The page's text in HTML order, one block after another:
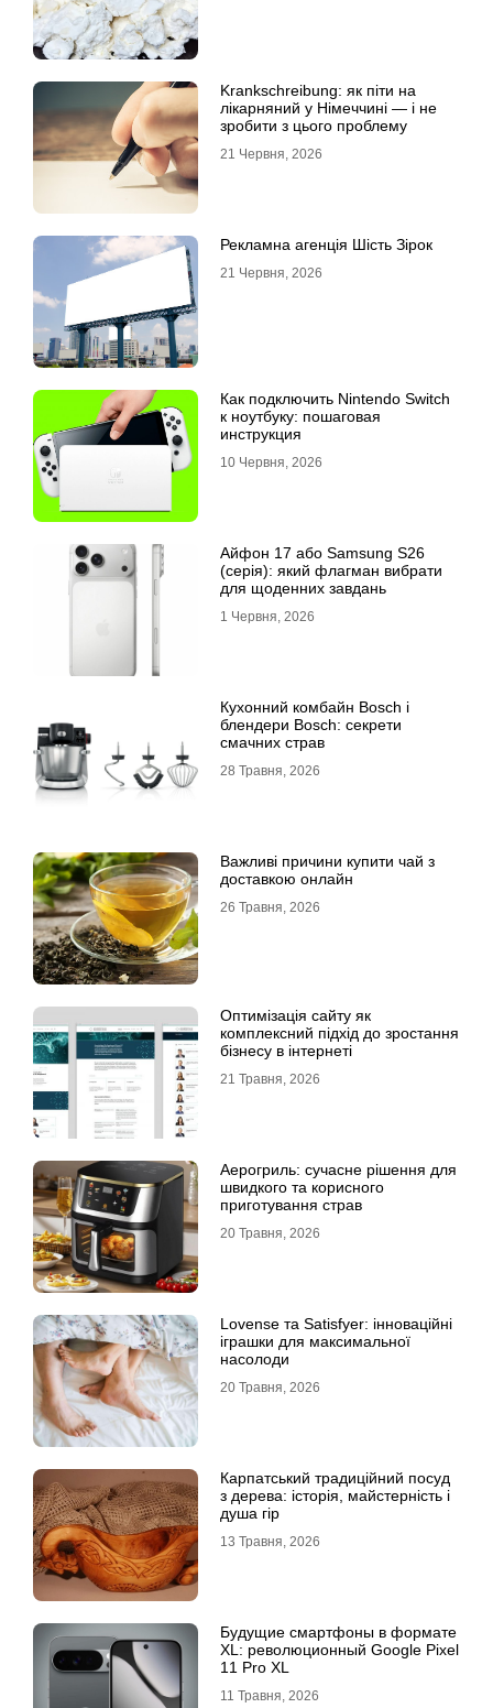
Krankschreibung: як піти на
лікарняний у Німеччині — і не
зробити з цього проблему
21 Червня, 2026
Рекламна агенція Шість Зірок
21 Червня, 2026
Как подключить Nintendo Switch
к ноутбуку: пошаговая
инструкция
10 Червня, 2026
Айфон 17 або Samsung S26
(серія): який флагман вибрати
для щоденних завдань
1 Червня, 2026
Кухонний комбайн Bosch і
блендери Bosch: секрети
смачних страв
28 Травня, 2026
Важливі причини купити чай з
доставкою онлайн
26 Травня, 2026
Оптимізація сайту як
комплексний підхід до зростання
бізнесу в інтернеті
21 Травня, 2026
Аерогриль: сучасне рішення для
швидкого та корисного
приготування страв
20 Травня, 2026
Lovense та Satisfyer: інноваційні
іграшки для максимальної
насолоди
20 Травня, 2026
Карпатський традиційний посуд
з дерева: історія, майстерність і
душа гір
13 Травня, 2026
Будущие смартфоны в формате
XL: революционный Google Pixel
11 Pro XL
11 Травня, 2026